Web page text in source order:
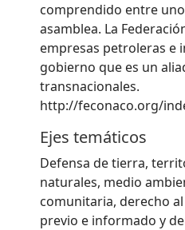
comprendido entre
asamblea. La
empresas petroleras e
gobierno que es un
transnacionales.
http://feconaco.org/
Ejes temáticos
Defensa de tierra,
naturales, medio
comunitaria, derecho
previo e informado y